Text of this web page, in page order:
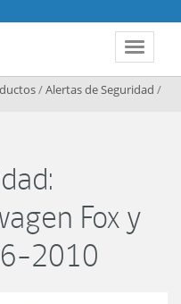
Toggle
/Alertas de Seguridad /
Fox y
2010